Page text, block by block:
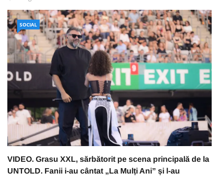
SOCIAL
VIDEO. Grasu XXL, sărbătorit pe scena principală de la
UNTOLD. Fanii i-au cântat „La Mulți Ani” și l-au